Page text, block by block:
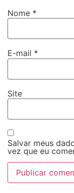
Nome *
E-mail *
Site
Salvar meus
vez que eu